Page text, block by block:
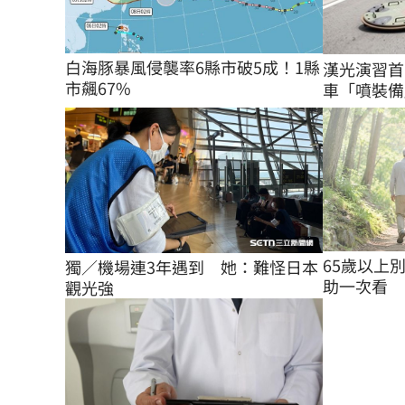
白海豚暴風侵襲率6縣市破5成！1縣
市飆67%
漢光演習
車「噴裝
獨／機場連3年遇到　她：難怪日本
觀光強
65歲以上
助一次看